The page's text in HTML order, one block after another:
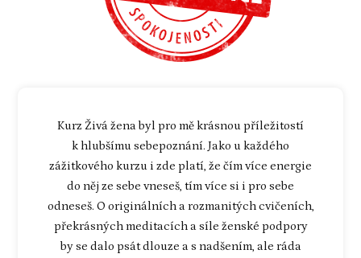
Kurz Živá žena byl pro mě krásnou příležitostí
k hlubšímu sebepoznání. Jako u každého
zážitkového kurzu i zde platí, že čím více energie
do něj ze sebe vneseš, tím více si i pro sebe
odneseš. O originálních a rozmanitých cvičeních,
překrásných meditacích a síle ženské podpory
by se dalo psát dlouze a s nadšením, ale ráda